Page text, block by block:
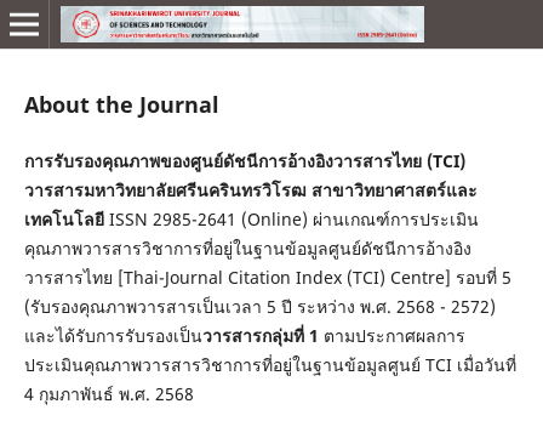
About the Journal
การรับรองคุณภาพของศูนย์ดัชนีการอ้างอิงวารสารไทย(TCI)
วารสารมหาวิทยาลัยศรีนครินทรวิโรฒ สาขาวิทยาศาสตร์และ
เทคโนโลยี ISSN 2985-2641 (Online) ผ่านเกณฑ์การประเมิน
คุณภาพวารสารวิชาการที่อยู่ในฐานข้อมูลศูนย์ดัชนีการอ้างอิง
วารสารไทย [Thai-Journal Citation Index (TCI) Centre] รอบที่ 5
(รับรองคุณภาพวารสารเป็นเวลา 5 ปี ระหว่าง พ.ศ. 2568 - 2572)
และได้รับการรับรองเป็นวารสารกลุ่มที่ 1 ตามประกาศผลการ
ประเมินคุณภาพวารสารวิชาการที่อยู่ในฐานข้อมูลศูนย์ TCI เมื่อวันที่
4 กุมภาพันธ์ พ.ศ. 2568